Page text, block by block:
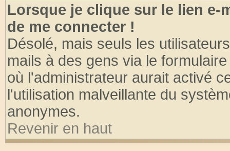
Lorsque je clique sur le lien e-
de me connecter !
Désolé, mais seuls les
mails à des gens via le
où l'administrateur aurait activé
l'utilisation malveillante du
anonymes.
Revenir en haut